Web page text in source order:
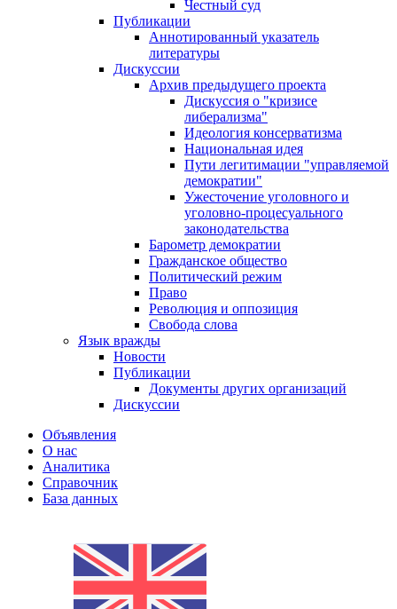
Честный суд
Публикации
Аннотированный указатель
литературы
Дискуссии
Архив предыдущего проекта
Дискуссия о "кризисе
либерализма"
Идеология консерватизма
Национальная идея
Пути легитимации "управляемой
демократии"
Ужесточение уголовного и
уголовно-процесуального
законодательства
Барометр демократии
Гражданское общество
Политический режим
Право
Революция и оппозиция
Свобода слова
Язык вражды
Новости
Публикации
Документы других организаций
Дискуссии
Объявления
О нас
Аналитика
Справочник
База данных